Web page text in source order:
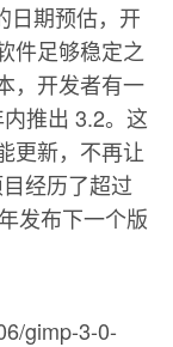
日期预估，开
件足够稳定之
，开发者有一
推出 3.2。这
更新，不再让
经历了超过
发布下一个版
gimp-3-0-